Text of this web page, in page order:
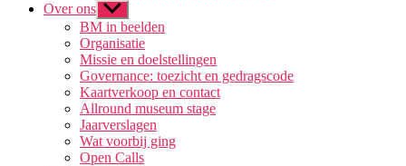
Over ons Toon
submenu
BM in beelden
Organisatie
Missie en doelstellingen
Governance: toezicht en gedragscode
Kaartverkoop en contact
Allround museum stage
Jaarverslagen
Wat voorbij ging
Open Calls